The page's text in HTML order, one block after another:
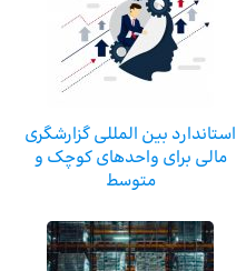
استاندارد بین‌ المللی گزارشگری
مالی برای واحدهای کوچک و
متوسط